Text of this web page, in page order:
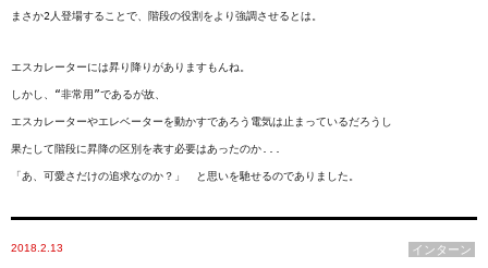
まさか2人登場することで、階段の役割をより強調させるとは。
エスカレーターには昇り降りがありますもんね。
しかし、“非常用”であるが故、
エスカレーターやエレベーターを動かすであろう電気は止まっているだろうし
果たして階段に昇降の区別を表す必要はあったのか...
「あ、可愛さだけの追求なのか？」　と思いを馳せるのでありました。
2018.2.13 インターン